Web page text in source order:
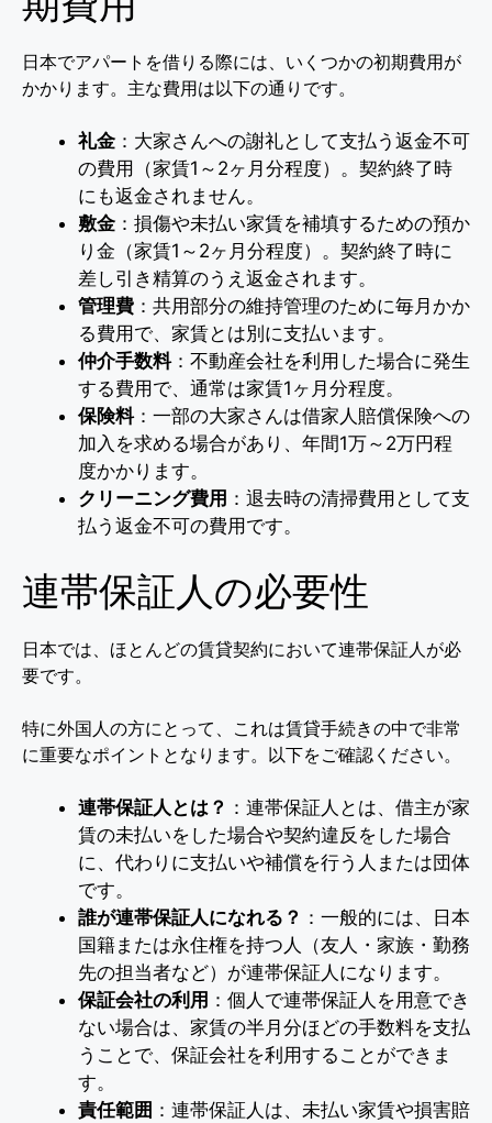
日本でアパートを借りる際には、いくつかの初期費用が
かかります。主な費用は以下の通りです。
礼金 ：大家さんへの謝礼として支払う返金不可
の費用（家賃1～2ヶ月分程度）。契約終了時
にも返金されません。
敷金 ：損傷や未払い家賃を補填するための預か
り金（家賃1～2ヶ月分程度）。契約終了時に
差し引き精算のうえ返金されます。
管理費 ：共用部分の維持管理のために毎月かか
る費用で、家賃とは別に支払います。
仲介手数料：不動産会社を利用した場合に発生
する費用で、通常は家賃1ヶ月分程度。
保険料：一部の大家さんは借家人賠償保険への
加入を求める場合があり、年間1万～2万円程
度かかります。
クリーニング費用 ：退去時の清掃費用として支
払う返金不可の費用です。
連帯保証人の必要性
日本では、ほとんどの賃貸契約において連帯保証人が必
要です。
特に外国人の方にとって、これは賃貸手続きの中で非常
に重要なポイントとなります。以下をご確認ください。
連帯保証人とは？ ：連帯保証人とは、借主が家
賃の未払いをした場合や契約違反をした場合
に、代わりに支払いや補償を行う人または団体
です。
誰が連帯保証人になれる？ ：一般的には、日本
国籍または永住権を持つ人（友人・家族・勤務
先の担当者など）が連帯保証人になります。
保証会社の利用 ：個人で連帯保証人を用意でき
ない場合は、家賃の半月分ほどの手数料を支払
うことで、保証会社を利用することができま
す。
責任範囲 ：連帯保証人は、未払い家賃や損害賠